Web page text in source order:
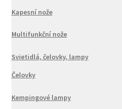
Kapesní nože
Multifunkční nože
Svietidlá, čelovky, lampy
Čelovky
Kempingové lampy